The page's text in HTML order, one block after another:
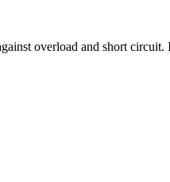
overload and short